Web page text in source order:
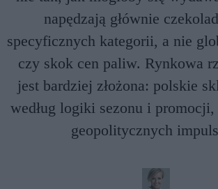
napędzają głównie
specyficznych kategorii, a nie
czy skok cen paliw. Rynkowa
jest bardziej złożona: polskie
według logiki sezonu i promocji,
geopolitycznych